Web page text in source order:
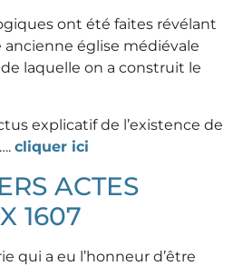
ont été faites révélant
ancienne église médiévale
laquelle on a construit le
explicatif de l’existence de
cliquer ici
ACTES
1607
qui a eu l’honneur d’être